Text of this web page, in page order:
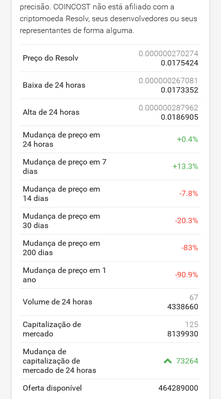
precisão. COINCOST não está afiliado com a
criptomoeda Resolv, seus desenvolvedores ou seus
representantes de forma alguma.
Preço do Resolv
0.000000270274
0.0175424
Baixa de 24 horas
0.000000267081
0.0173352
Alta de 24 horas
0.000000287962
0.0186905
Mudança de preço em
24 horas
+0.4%
Mudança de preço em 7
dias
+13.3%
Mudança de preço em
14 dias
-7.8%
Mudança de preço em
30 dias
-20.3%
Mudança de preço em
200 dias
-83%
Mudança de preço em 1
ano
-90.9%
Volume de 24 horas
67
4338660
Capitalização de
mercado
125
8139930
Mudança de
capitalização de
mercado de 24 horas
73264
Oferta disponível 464289000